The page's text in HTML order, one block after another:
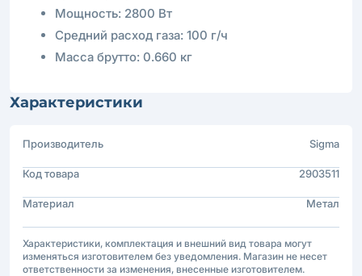
Мощность: 2800 Вт
Средний расход газа: 100 г/ч
Масса брутто: 0.660 кг
Характеристики
Производитель Sigma
Код товара 2903511
Материал Метал
Характеристики, комплектация и внешний вид товара могут
изменяться изготовителем без уведомления. Магазин не несет
ответственности за изменения, внесенные изготовителем.